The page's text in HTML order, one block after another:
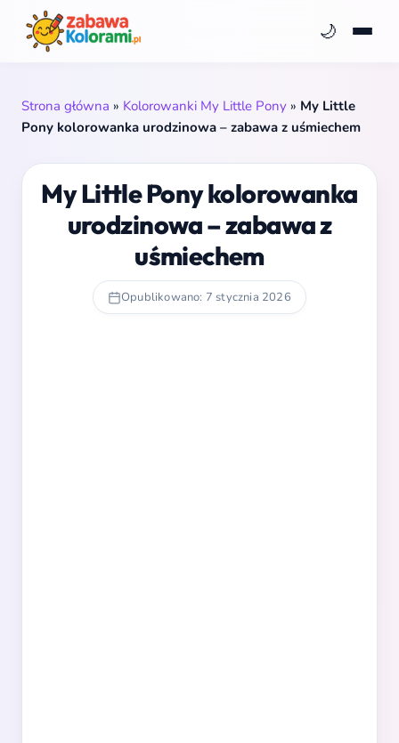
🌙
Strona główna » Kolorowanki My Little Pony » My Little
Pony kolorowanka urodzinowa – zabawa z uśmiechem
My Little Pony kolorowanka
urodzinowa – zabawa z
uśmiechem
Opublikowano: 7 stycznia 2026